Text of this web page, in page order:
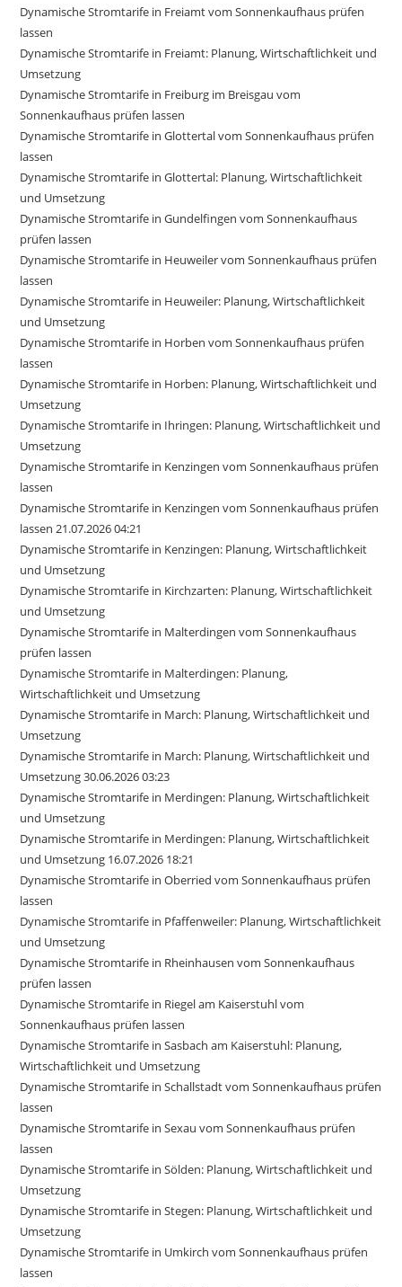
Dynamische Stromtarife in Freiamt vom Sonnenkaufhaus prüfen
lassen
Dynamische Stromtarife in Freiamt: Planung, Wirtschaftlichkeit und
Umsetzung
Dynamische Stromtarife in Freiburg im Breisgau vom
Sonnenkaufhaus prüfen lassen
Dynamische Stromtarife in Glottertal vom Sonnenkaufhaus prüfen
lassen
Dynamische Stromtarife in Glottertal: Planung, Wirtschaftlichkeit
und Umsetzung
Dynamische Stromtarife in Gundelfingen vom Sonnenkaufhaus
prüfen lassen
Dynamische Stromtarife in Heuweiler vom Sonnenkaufhaus prüfen
lassen
Dynamische Stromtarife in Heuweiler: Planung, Wirtschaftlichkeit
und Umsetzung
Dynamische Stromtarife in Horben vom Sonnenkaufhaus prüfen
lassen
Dynamische Stromtarife in Horben: Planung, Wirtschaftlichkeit und
Umsetzung
Dynamische Stromtarife in Ihringen: Planung, Wirtschaftlichkeit und
Umsetzung
Dynamische Stromtarife in Kenzingen vom Sonnenkaufhaus prüfen
lassen
Dynamische Stromtarife in Kenzingen vom Sonnenkaufhaus prüfen
lassen 21.07.2026 04:21
Dynamische Stromtarife in Kenzingen: Planung, Wirtschaftlichkeit
und Umsetzung
Dynamische Stromtarife in Kirchzarten: Planung, Wirtschaftlichkeit
und Umsetzung
Dynamische Stromtarife in Malterdingen vom Sonnenkaufhaus
prüfen lassen
Dynamische Stromtarife in Malterdingen: Planung,
Wirtschaftlichkeit und Umsetzung
Dynamische Stromtarife in March: Planung, Wirtschaftlichkeit und
Umsetzung
Dynamische Stromtarife in March: Planung, Wirtschaftlichkeit und
Umsetzung 30.06.2026 03:23
Dynamische Stromtarife in Merdingen: Planung, Wirtschaftlichkeit
und Umsetzung
Dynamische Stromtarife in Merdingen: Planung, Wirtschaftlichkeit
und Umsetzung 16.07.2026 18:21
Dynamische Stromtarife in Oberried vom Sonnenkaufhaus prüfen
lassen
Dynamische Stromtarife in Pfaffenweiler: Planung, Wirtschaftlichkeit
und Umsetzung
Dynamische Stromtarife in Rheinhausen vom Sonnenkaufhaus
prüfen lassen
Dynamische Stromtarife in Riegel am Kaiserstuhl vom
Sonnenkaufhaus prüfen lassen
Dynamische Stromtarife in Sasbach am Kaiserstuhl: Planung,
Wirtschaftlichkeit und Umsetzung
Dynamische Stromtarife in Schallstadt vom Sonnenkaufhaus prüfen
lassen
Dynamische Stromtarife in Sexau vom Sonnenkaufhaus prüfen
lassen
Dynamische Stromtarife in Sölden: Planung, Wirtschaftlichkeit und
Umsetzung
Dynamische Stromtarife in Stegen: Planung, Wirtschaftlichkeit und
Umsetzung
Dynamische Stromtarife in Umkirch vom Sonnenkaufhaus prüfen
lassen